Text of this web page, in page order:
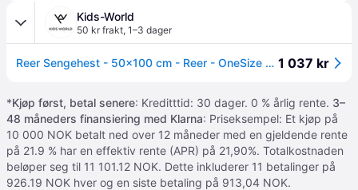
Kids-World
50 kr frakt, 1–3 dager
Reer Sengehest - 50x100 cm - Reer - OneSize - Sengehest 1 037 kr
*Kjøp først, betal senere: Kreditttid: 30 dager. 0 % årlig rente. 3–
48 måneders finansiering med Klarna: Priseksempel: Et kjøp på
10 000 NOK betalt ned over 12 måneder med en gjeldende rente
på 21.9 % har en effektiv rente (APR) på 21,90%. Totalkostnaden
beløper seg til 11 101.12 NOK. Dette inkluderer 11 betalinger på
926.19 NOK hver og en siste betaling på 913,04 NOK.